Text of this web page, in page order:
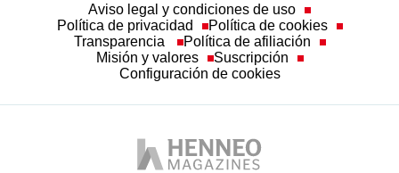
Aviso legal y condiciones de uso
Política de privacidad
Política de cookies
Transparencia
Política de afiliación
Misión y valores
Suscripción
Configuración de cookies